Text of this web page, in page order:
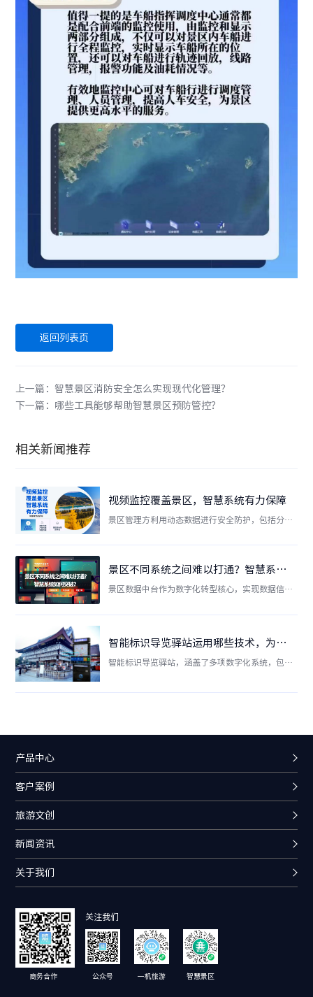
返回列表页
上一篇：智慧景区消防安全怎么实现现代化管理？
下一篇：哪些工具能够帮助智慧景区预防管控？
相关新闻推荐
视频监控覆盖景区，智慧系统有力保障
景区管理方利用动态数据进行安全防护，包括分派
功能将动态数据运用到极致，实现全覆盖监控景
云存储、互联网+等信息技术，全方位覆盖景区，
重点布局景点...
景区不同系统之间难以打通？智慧系统如何突破？
景区数据中台作为数字化转型核心，实现数据信
和统计周期，与对应子系统对接，保障景区经营安
智能标识导览驿站运用哪些技术，为游客提供人性化服务？
智能标识导览驿站，涵盖了多项数字化系统，包括
产品中心
客户案例
旅游文创
新闻资讯
关于我们
商务合作
关注我们
公众号 一机旅游 智慧景区